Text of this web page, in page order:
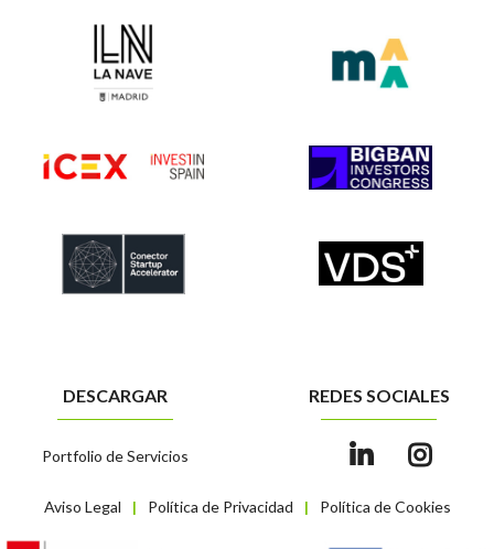
Aviso Legal | Política de Privacidad | Política de Cookies
DESCARGAR
Portfolio de Servicios
REDES SOCIALES